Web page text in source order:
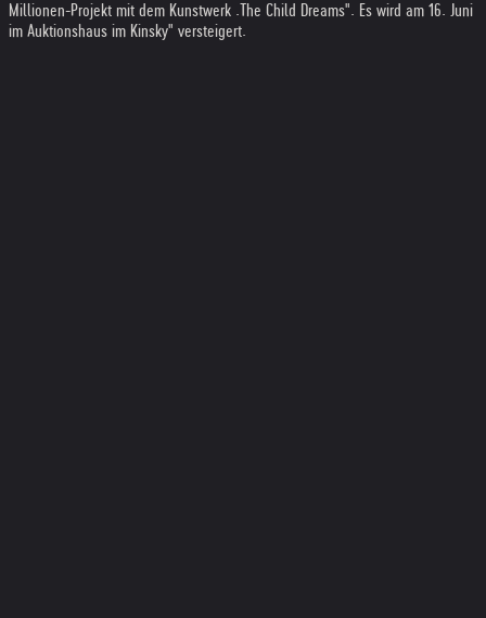
Millionen-Projekt mit dem Kunstwerk .The Child Dreams". Es wird am 16. Juni
im Auktionshaus im Kinsky" versteigert.